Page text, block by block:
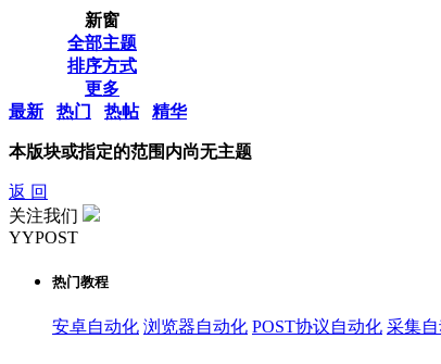
新窗
全部主题
排序方式
更多
最新
热门 热帖 精华
本版块或指定的范围内尚无主题
返 回
关注我们
YYPOST
热门教程
安卓自动化 浏览器自动化 POST协议自动化 采集